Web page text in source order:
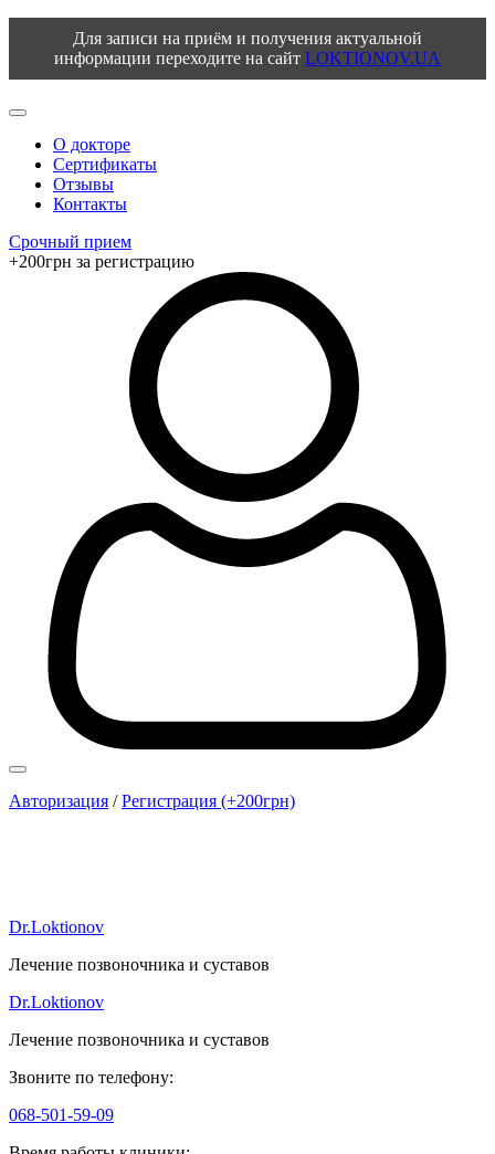
Для записи на приём и получения актуальной
информации переходите на сайт LOKTIONOV.UA
О докторе
Сертификаты
Отзывы
Контакты
Срочный прием
+200грн за регистрацию
Авторизация /Регистрация (+200грн)
Dr.Loktionov
Лечение позвоночника и суставов
Dr.Loktionov
Лечение позвоночника и суставов
Звоните по телефону:
068-501-59-09